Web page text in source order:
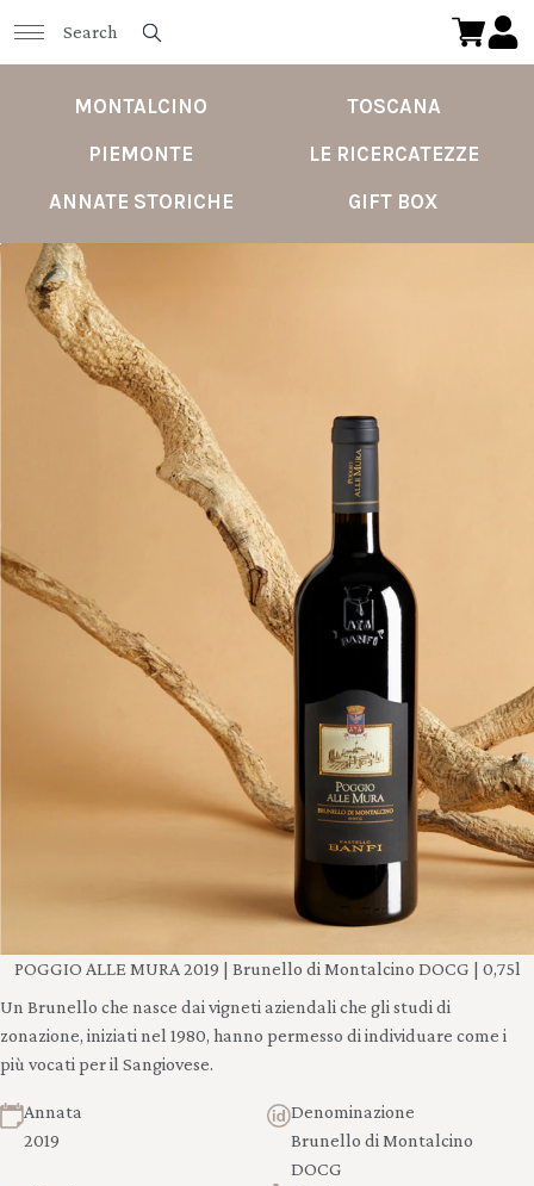
MONTALCINO
TOSCANA
PIEMONTE
LE RICERCATEZZE
ANNATE STORICHE
GIFT BOX
POGGIO ALLE MURA 2019 | Brunello di Montalcino DOCG | 0,75l
Un Brunello che nasce dai vigneti aziendali che gli studi di
zonazione, iniziati nel 1980, hanno permesso di individuare come i
più vocati per il Sangiovese.
Annata
2019
Denominazione
Brunello di Montalcino
DOCG